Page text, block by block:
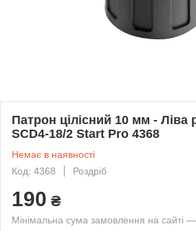
Патрон цілісний 10 мм - Ліва
SCD4-18/2 Start Pro 4368
Немає в наявності
Код: 4368
Роздріб
190 ₴
Мінімальна сума замовлення на сайті